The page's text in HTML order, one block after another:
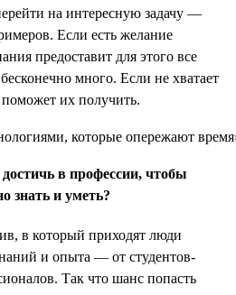
на интересную задачу —
Если есть желание
предоставит для этого все
много. Если не хватает
их получить.
в профессии, чтобы
знать и уметь?
в который приходят люди
и опыта — от студентов-
Так что шанс попасть